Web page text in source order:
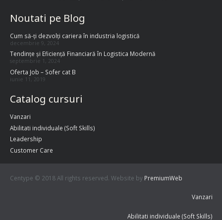
Noutati pe Blog
Cum să-ți dezvolți cariera în industria logistică
decembrie 9, 2024
Tendințe și Eficiență Financiară în Logistica Modernă
septembrie 1, 2024
Oferta Job – Sofer cat B
iunie 11, 2019
Catalog cursuri
Vanzari
Abilitati individuale (Soft Skills)
Leadership
Customer Care
Centype © 2018 All rights reserved. Website by PremiumWeb
Vanzari
Abilitati individuale (Soft Skills)